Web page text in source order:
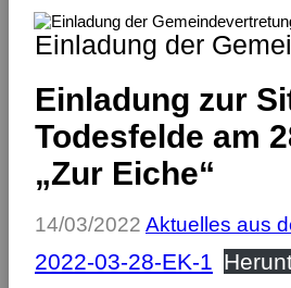
Einladung der
Einladung zur
Todesfelde am
„Zur Eiche“
14/03/2022 Aktuelles aus
2022-03-28-EK-1